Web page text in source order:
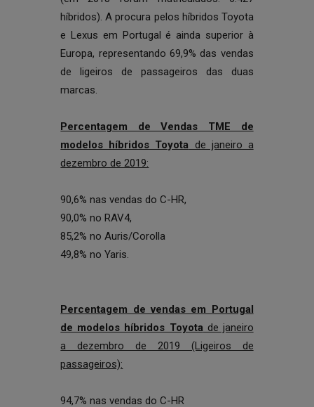
híbridos). A procura pelos híbridos Toyota
e Lexus em Portugal é ainda superior à
Europa, representando 69,9% das vendas
de ligeiros de passageiros das duas
marcas.
Percentagem de Vendas TME de
modelos híbridos Toyota de janeiro a
dezembro de 2019:
90,6% nas vendas do C-HR,
90,0% no RAV4,
85,2% no Auris/Corolla
49,8% no Yaris.
Percentagem de vendas em Portugal
de modelos híbridos Toyotade janeiro
a dezembro de 2019 (Ligeiros de
passageiros):
94,7% nas vendas do C-HR